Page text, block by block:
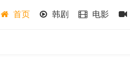
首页 韩剧 电影